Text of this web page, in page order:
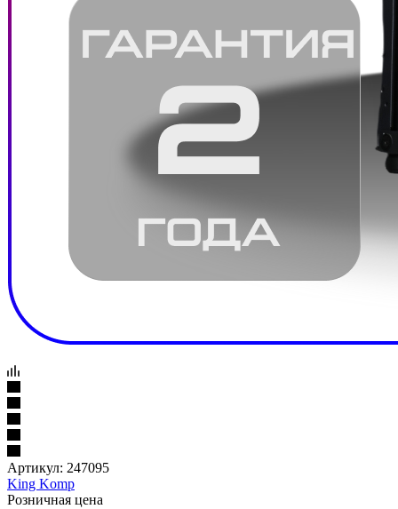
Артикул: 247095
King Komp
Розничная цена